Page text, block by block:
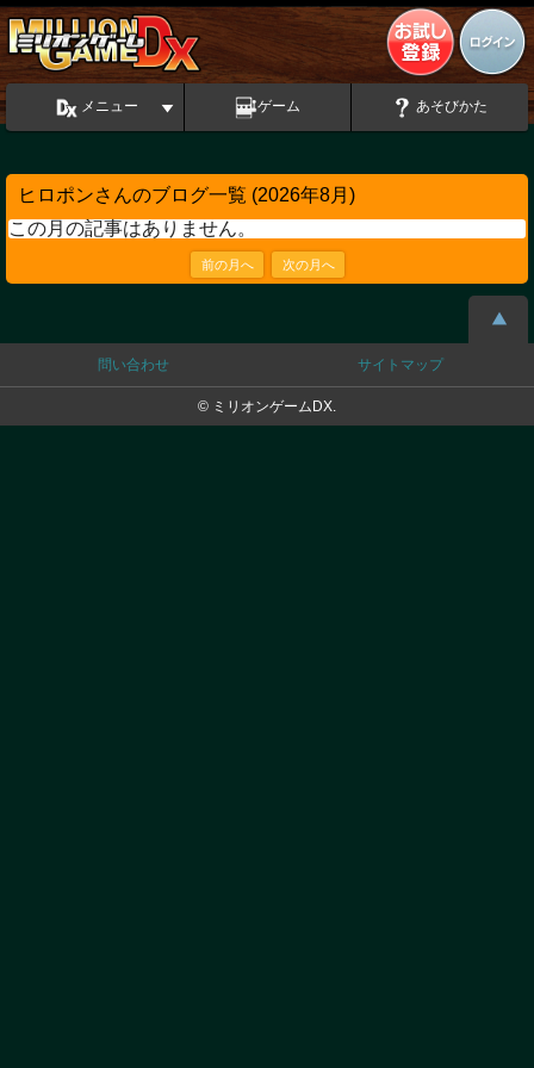
メニュー ゲーム あそびかた
ヒロポンさんのブログ一覧 (2026年8月)
この月の記事はありません。
前の月へ 次の月へ
問い合わせ サイトマップ
© ミリオンゲームDX.